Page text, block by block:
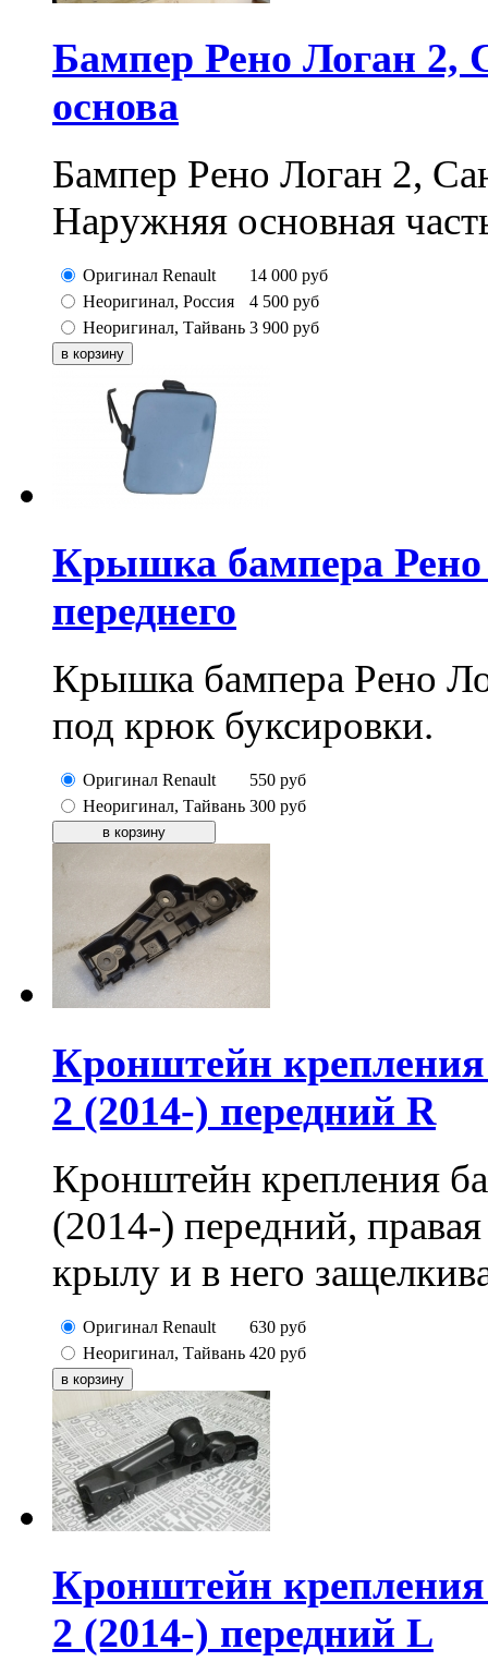
Бампер Рено Логан 2,
основа
Бампер Рено Логан 2,
Наружняя основная
Оригинал Renault 14 000 руб
Неоригинал, Россия
4 500 руб
Неоригинал, Тайвань 3 900 руб
Крышка бампера Рено
переднего
Крышка бампера Рено
под крюк буксировки.
Оригинал Renault 550 руб
Неоригинал, Тайвань 300 руб
Кронштейн
2 (2014-) передний R
Кронштейн крепления
(2014-) передний,
крылу и в него
Оригинал Renault 630 руб
Неоригинал, Тайвань 420 руб
Кронштейн
2 (2014-) передний L